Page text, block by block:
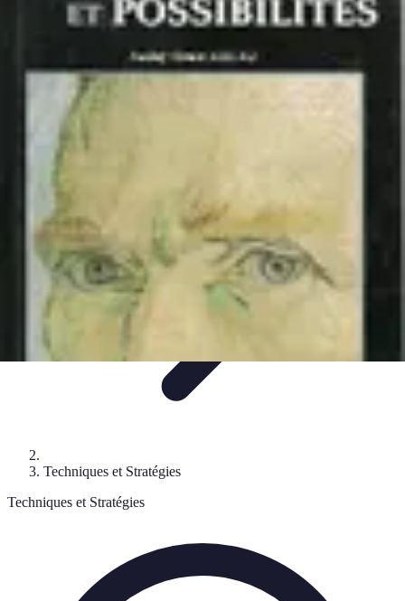
Volley Direct
Stratégies et TechniquesEntraînement et TechniquesTechniques et
Entraînement et Technique Stratégies d'équipe
Volley Direct
Techniques et Stratégies
Techniques et Stratégies